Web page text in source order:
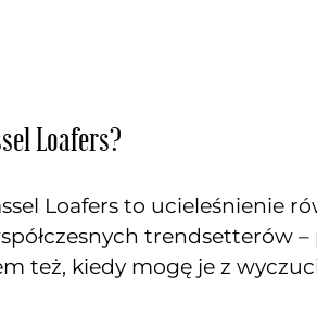
Loafers?
Loafers to ucieleśnienie
trendsetterów
też, kiedy mogę je z